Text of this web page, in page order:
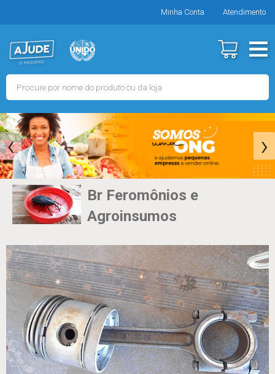
Minha Conta Atendimento
‹ ›
Br Feromônios e
Agroinsumos